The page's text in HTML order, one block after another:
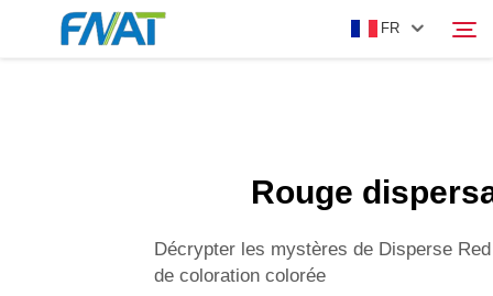
FR
Rouge
Décrypter les mystères de Disperse
de coloration colorée